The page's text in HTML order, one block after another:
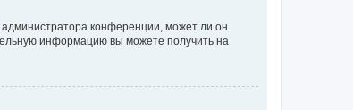
конференции, может ли он
информацию вы можете получить на